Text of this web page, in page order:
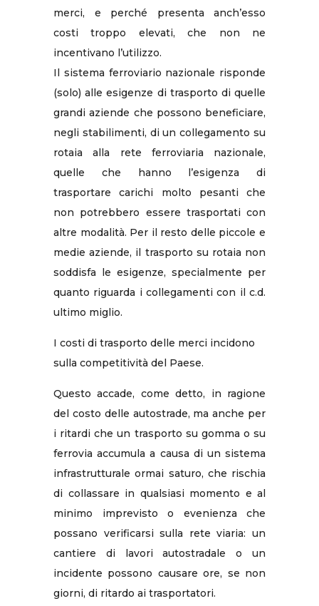
merci, e perché presenta anch’esso
costi troppo elevati, che non ne
incentivano l’utilizzo.
Il sistema ferroviario nazionale risponde
(solo) alle esigenze di trasporto di quelle
grandi aziende che possono beneficiare,
negli stabilimenti, di un collegamento su
rotaia alla rete ferroviaria nazionale,
quelle che hanno l’esigenza di
trasportare carichi molto pesanti che
non potrebbero essere trasportati con
altre modalità. Per il resto delle piccole e
medie aziende, il trasporto su rotaia non
soddisfa le esigenze, specialmente per
quanto riguarda i collegamenti con il c.d.
ultimo miglio.
I costi di trasporto delle merci incidono
sulla competitività del Paese.
Questo accade, come detto, in ragione
del costo delle autostrade, ma anche per
i ritardi che un trasporto su gomma o su
ferrovia accumula a causa di un sistema
infrastrutturale ormai saturo, che rischia
di collassare in qualsiasi momento e al
minimo imprevisto o evenienza che
possano verificarsi sulla rete viaria: un
cantiere di lavori autostradale o un
incidente possono causare ore, se non
giorni, di ritardo ai trasportatori.